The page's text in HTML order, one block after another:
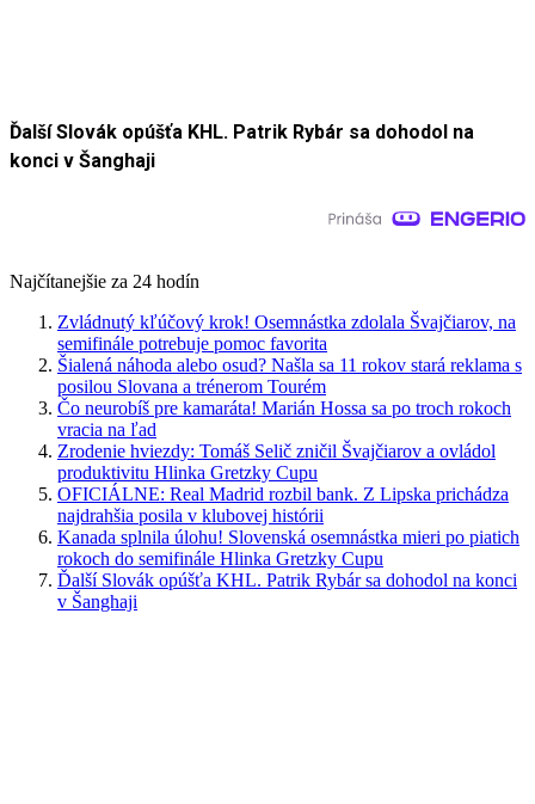
Ďalší Slovák opúšťa KHL. Patrik Rybár sa dohodol na
konci v Šanghaji
Najčítanejšie za 24 hodín
Zvládnutý kľúčový krok! Osemnástka zdolala Švajčiarov, na
semifinále potrebuje pomoc favorita
Šialená náhoda alebo osud? Našla sa 11 rokov stará reklama s
posilou Slovana a trénerom Tourém
Čo neurobíš pre kamaráta! Marián Hossa sa po troch rokoch
vracia na ľad
Zrodenie hviezdy: Tomáš Selič zničil Švajčiarov a ovládol
produktivitu Hlinka Gretzky Cupu
OFICIÁLNE: Real Madrid rozbil bank. Z Lipska prichádza
najdrahšia posila v klubovej histórii
Kanada splnila úlohu! Slovenská osemnástka mieri po piatich
rokoch do semifinále Hlinka Gretzky Cupu
Ďalší Slovák opúšťa KHL. Patrik Rybár sa dohodol na konci
v Šanghaji